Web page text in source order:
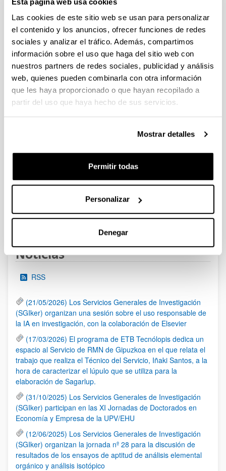
Las cookies de este sitio web se usan para personalizar
el contenido y los anuncios, ofrecer funciones de redes
sociales y analizar el tráfico. Además, compartimos
información sobre el uso que haga del sitio web con
nuestros partners de redes sociales, publicidad y análisis
web, quienes pueden combinarla con otra información
que les haya proporcionado o que hayan recopilado a
partir del uso que haya hecho de sus servicios.
Mostrar detalles
Permitir todas
Personalizar
Denegar
Fellows Gipuzkoa 2026
Plazo de presentación cerrado (Fecha de fin del plazo de
presentación: 29/04/2026)
El plazo de presentación de solicitudes finaliza el 29/04/2026.
Plazo interno UPV/EHU: 27/04/2026- 12:00 am (Ver resumen))
Proyectos Universidad-Empresa-Sociedad 2026
Plazo de presentación cerrado: 20/04/2026 - 12/05/2026 13:00
Se ha publicado la convocatoria
(inclusive).
Página
1 ...Páginas intermedias Use TAB para
Página
6 Página
7 Página
8 ...Páginas intermedias
Página
95
Noticias
RSS
(21/05/2026) Los Servicios Generales de Investigación
(SGIker) organizan una sesión sobre el uso responsable de
la IA en investigación, con la colaboración de Elsevier
(17/03/2026) El programa de ETB Tecnólopis dedica un
espacio al Servicio de RMN de Gipuzkoa en el que relata el
trabajo que realiza el Técnico del Servicio, Iñaki Santos, a la
hora de caracterizar el lúpulo que se utiliza para la
elaboración de Sagarlup.
(31/10/2025) Los Servicios Generales de Investigación
(SGIker) participan en las XI Jornadas de Doctorados en
Economía y Empresa de la UPV/EHU
(12/06/2025) Los Servicios Generales de Investigación
(SGIker) organizan la jornada nº 28 para la discusión de
resultados de los ensayos de aptitud de análisis elemental
orgánico y análisis isotópico